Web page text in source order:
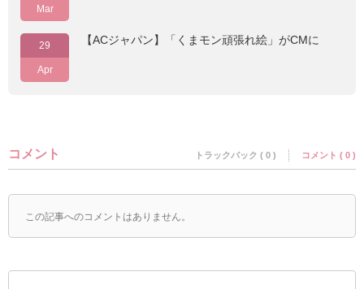
Mar
29
Apr
【ACジャパン】「くまモン頑張れ絵」がCMに
コメント トラックバック ( 0 ) コメント ( 0 )
この記事へのコメントはありません。